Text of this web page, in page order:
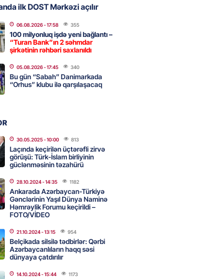
Səudiyyə Ərəbistanı və
arasında Məkkə müdafiə
İran millisindən İMTİNA
ölkəni seçdilər
- 14:45 145
sabah 39 dərəcə isti
- 14:30
ilk DOST Mərkəzi açılır
06.08.2026- 17:58 355
100 milyonluq işdə yeni bağlantı –
“Turan Bank”ın 2 səhmdar
şirkətinin rəhbəri saxlanıldı
05.08.2026- 17:45 340
Bu gün “Sabah” Danimarkada
“Orhus” klubu ilə qarşılaşacaq
30.05.2025- 10:00 813
Laçında keçirilən üçtərəfli zirvə
görüşü: Türk-İslam birliyinin
güclənməsinin təzahürü
28.10.2024- 14:35 1182
Ankarada Azərbaycan-Türkiyə
Gənclərinin Yaşıl Dünya Naminə
Həmrəylik Forumu keçirildi –
FOTO/VİDEO
21.10.2024- 13:15 954
Belçikada silsilə tədbirlər: Qərbi
Azərbaycanlıların haqq səsi
dünyaya çatdırılır
14.10.2024- 15:44 1173